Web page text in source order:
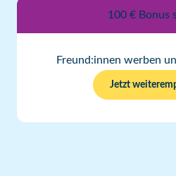
100 € Bonus
Freund:innen werben
Jetzt